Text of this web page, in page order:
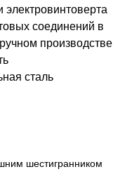
электровинтоверта
соединений в
производстве
сталь
шестигранником